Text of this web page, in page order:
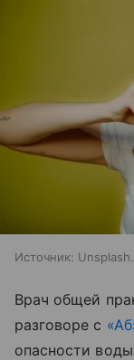
Источник:
Врач общей
разговоре с
опасности